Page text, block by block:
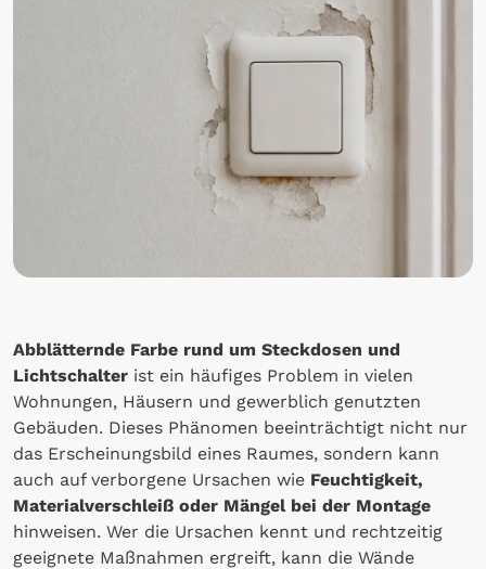
Abblätternde Farbe rund um Steckdosen und
Lichtschalter ist ein häufiges Problem in vielen
Wohnungen, Häusern und gewerblich genutzten
Gebäuden. Dieses Phänomen beeinträchtigt nicht nur
das Erscheinungsbild eines Raumes, sondern kann
auch auf verborgene Ursachen wie Feuchtigkeit,
Materialverschleiß oder Mängel bei der Montage
hinweisen. Wer die Ursachen kennt und rechtzeitig
geeignete Maßnahmen ergreift, kann die Wände